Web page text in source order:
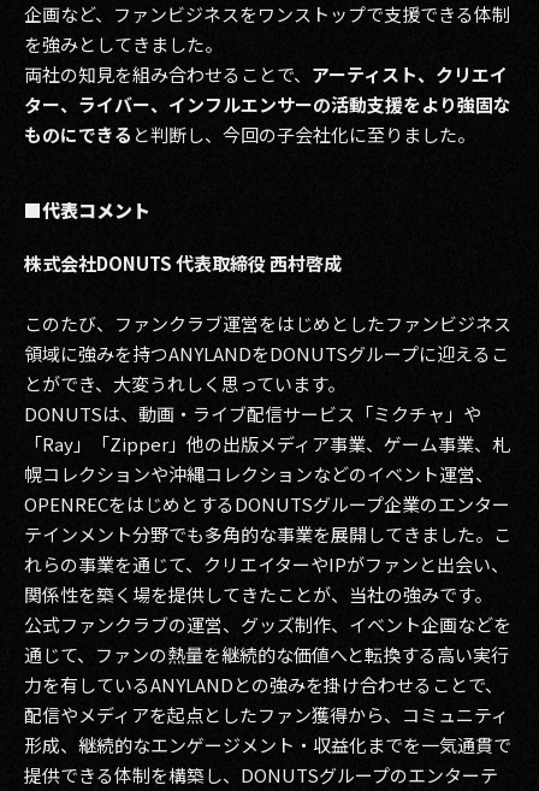
2011
2010
2009
企画など、ファンビジネスをワンストップで支援できる体制
を強みとしてきました。
両社の知見を組み合わせることで、 アーティスト、クリエイ
ター、ライバー、インフルエンサーの活動支援をより強固な
ものにできる と判断し、今回の子会社化に至りました。
■代表コメント
株式会社DONUTS 代表取締役 西村啓成
このたび、ファンクラブ運営をはじめとしたファンビジネス
領域に強みを持つANYLANDをDONUTSグループに迎えるこ
とができ、大変うれしく思っています。
DONUTSは、動画・ライブ配信サービス「ミクチャ」や
「Ray」「Zipper」他の出版メディア事業、ゲーム事業、札
幌コレクションや沖縄コレクションなどのイベント運営、
OPENRECをはじめとするDONUTSグループ企業のエンター
テインメント分野でも多角的な事業を展開してきました。こ
れらの事業を通じて、クリエイターやIPがファンと出会い、
関係性を築く場を提供してきたことが、当社の強みです。
公式ファンクラブの運営、グッズ制作、イベント企画などを
通じて、ファンの熱量を継続的な価値へと転換する高い実行
力を有しているANYLANDとの強みを掛け合わせることで、
配信やメディアを起点としたファン獲得から、コミュニティ
形成、継続的なエンゲージメント・収益化までを一気通貫で
提供できる体制を構築し、DONUTSグループのエンターテ